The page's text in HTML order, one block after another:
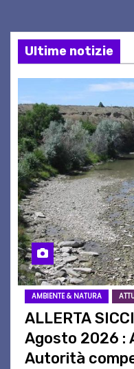
Ultime notizie
AMBIENTE & NATURA
ALLERTA
Agosto 2026 :
Autorità